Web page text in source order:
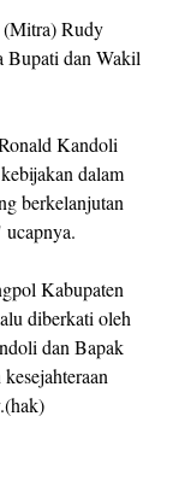
(Mitra) Rudy
Bupati dan Wakil
Kandoli
dalam
berkelanjutan
ucapnya.
Kabupaten
diberkati oleh
dan Bapak